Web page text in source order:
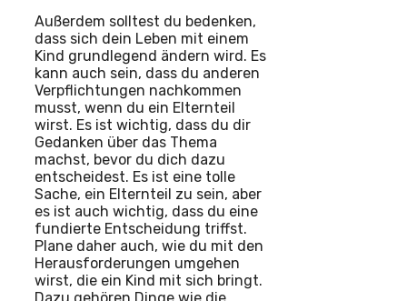
Außerdem solltest du bedenken,
dass sich dein Leben mit einem
Kind grundlegend ändern wird. Es
kann auch sein, dass du anderen
Verpflichtungen nachkommen
musst, wenn du ein Elternteil
wirst. Es ist wichtig, dass du dir
Gedanken über das Thema
machst, bevor du dich dazu
entscheidest. Es ist eine tolle
Sache, ein Elternteil zu sein, aber
es ist auch wichtig, dass du eine
fundierte Entscheidung triffst.
Plane daher auch, wie du mit den
Herausforderungen umgehen
wirst, die ein Kind mit sich bringt.